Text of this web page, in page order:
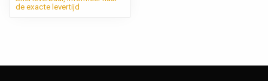
de exacte levertijd